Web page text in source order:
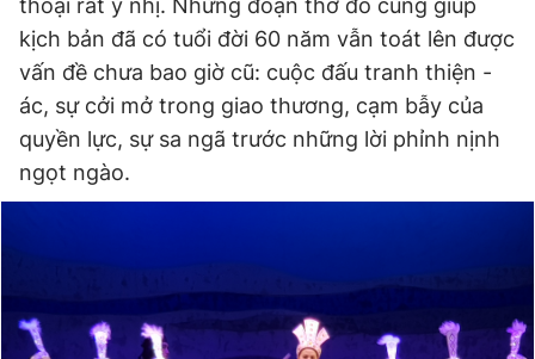
thoại rất ý nhị. Những đoạn thơ đó cũng giúp
kịch bản đã có tuổi đời 60 năm vẫn toát lên được
vấn đề chưa bao giờ cũ: cuộc đấu tranh thiện -
ác, sự cởi mở trong giao thương, cạm bẫy của
quyền lực, sự sa ngã trước những lời phỉnh nịnh
ngọt ngào.